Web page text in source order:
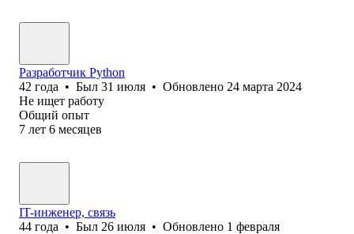
Разработчик Python
42 года • Был 31 июля • Обновлено 24 марта 2024
Не ищет работу
Общий опыт
7 лет 6 месяцев
IT-инженер, связь
44 года • Был 26 июля • Обновлено 1 февраля